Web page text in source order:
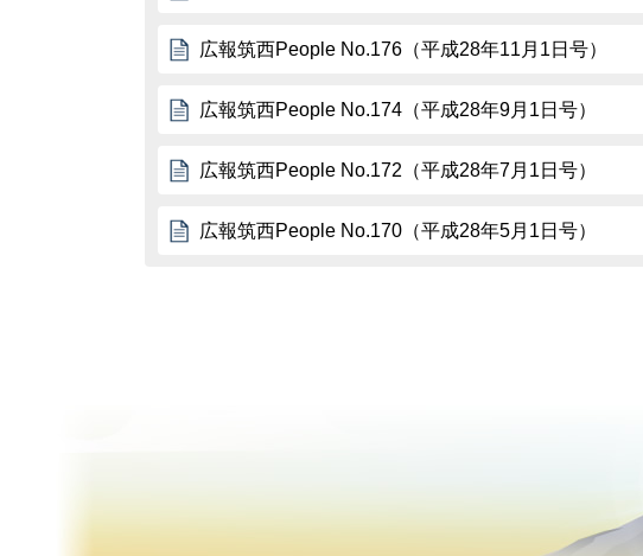
広報筑西People No.176（平成28年11月1日号）
広報筑西People No.174（平成28年9月1日号）
広報筑西People No.172（平成28年7月1日号）
広報筑西People No.170（平成28年5月1日号）